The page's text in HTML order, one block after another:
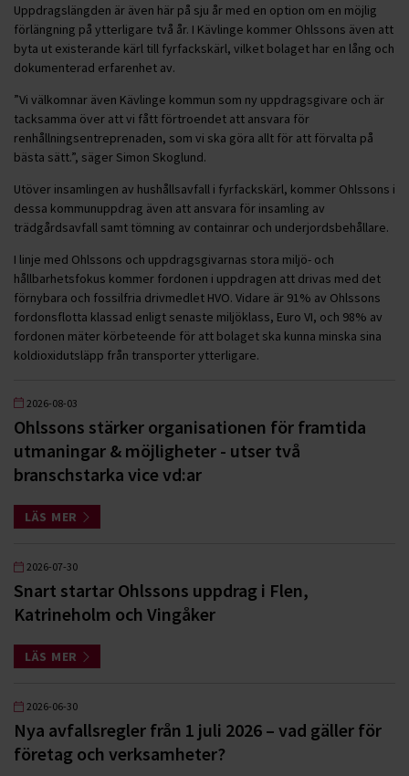
Uppdragslängden är även här på sju år med en option om en möjlig
förlängning på ytterligare två år. I Kävlinge kommer Ohlssons även att
byta ut existerande kärl till fyrfackskärl, vilket bolaget har en lång och
dokumenterad erfarenhet av.
”Vi välkomnar även Kävlinge kommun som ny uppdragsgivare och är
tacksamma över att vi fått förtroendet att ansvara för
renhållningsentreprenaden, som vi ska göra allt för att förvalta på
bästa sätt.”, säger Simon Skoglund.
Utöver insamlingen av hushållsavfall i fyrfackskärl, kommer Ohlssons i
dessa kommunuppdrag även att ansvara för insamling av
trädgårdsavfall samt tömning av containrar och underjordsbehållare.
I linje med Ohlssons och uppdragsgivarnas stora miljö- och
hållbarhetsfokus kommer fordonen i uppdragen att drivas med det
förnybara och fossilfria drivmedlet HVO. Vidare är 91% av Ohlssons
fordonsflotta klassad enligt senaste miljöklass, Euro VI, och 98% av
fordonen mäter körbeteende för att bolaget ska kunna minska sina
koldioxidutsläpp från transporter ytterligare.
2026-08-03
Ohlssons stärker organisationen för framtida
utmaningar & möjligheter - utser två
branschstarka vice vd:ar
LÄS MER
2026-07-30
Snart startar Ohlssons uppdrag i Flen,
Katrineholm och Vingåker
LÄS MER
2026-06-30
Nya avfallsregler från 1 juli 2026 – vad gäller för
företag och verksamheter?